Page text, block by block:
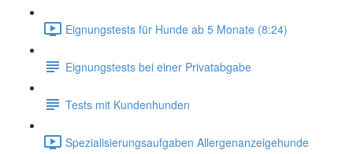
Eignungstests für Hunde ab 5 Monate (8:24)
Eignungstests bei einer Privatabgabe
Tests mit Kundenhunden
Spezialisierungsaufgaben Allergenanzeigehunde